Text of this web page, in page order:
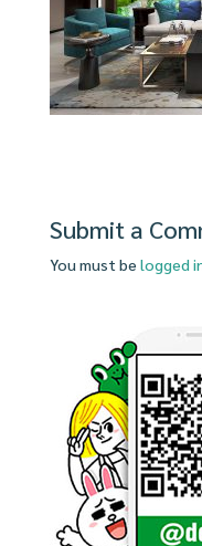
Submit a
You must be logged